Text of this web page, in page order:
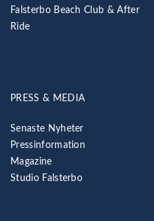
Falsterbo Beach Club & After
Ride
PRESS & MEDIA
Senaste Nyheter
Pressinformation
Magazine
Studio Falsterbo